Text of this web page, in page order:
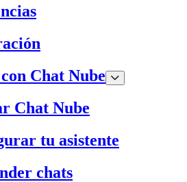
Chat Nube
Chat Nube
tu asistente
chats